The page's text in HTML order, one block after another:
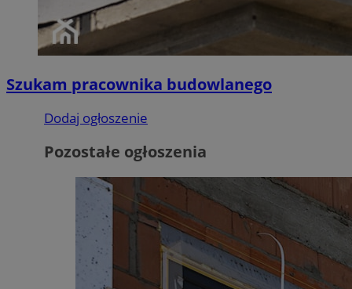
Szukam pracownika budowlanego
Dodaj ogłoszenie
Pozostałe ogłoszenia